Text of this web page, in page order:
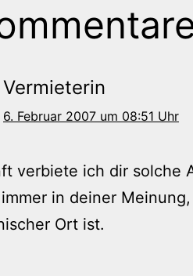
Vermieterin
6. Februar 2007 um 08:51 Uhr
verbiete ich dir solche
in deiner
Ort ist.